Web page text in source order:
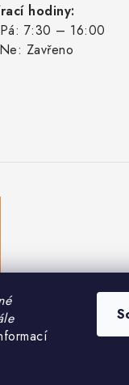
hodiny:
7:30 – 16:00
Zavřeno